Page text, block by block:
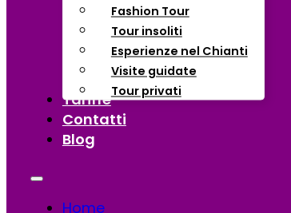
Fashion Tour
Tour insoliti
Esperienze nel Chianti
Visite guidate
Tour privati
Tariffe
Contatti
Blog
Home